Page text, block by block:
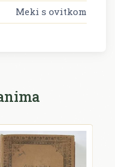
Meki s ovitkom